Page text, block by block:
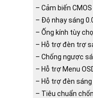
– Cảm biến
– Độ nhạy sáng
– Ống kính tùy
– Hỗ trợ đèn trợ
– Chống ngược
– Hỗ trợ Menu
– Hỗ trợ đèn sáng
– Tiêu chuẩn